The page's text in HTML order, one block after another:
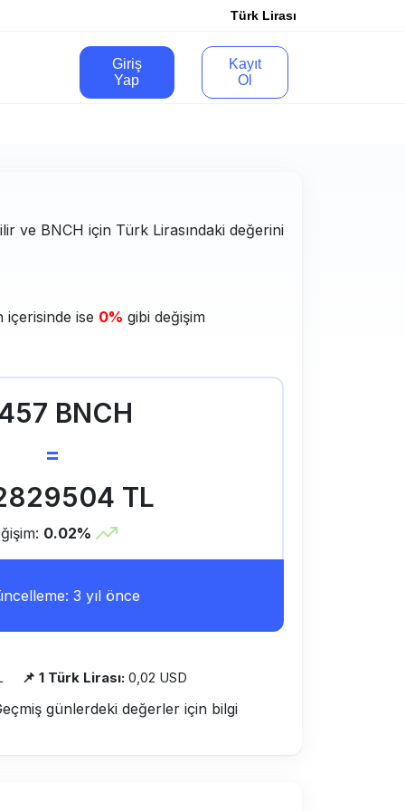
Türk Lirası
Giriş
Yap
Kayıt
Ol
ve BNCH için Türk Lirasındaki değerini
ise 0% gibi değişim
BNCH
=
TL
0.02%
3 yıl önce
📌 1 Türk Lirası: 0,02 USD
günlerdeki değerler için bilgi